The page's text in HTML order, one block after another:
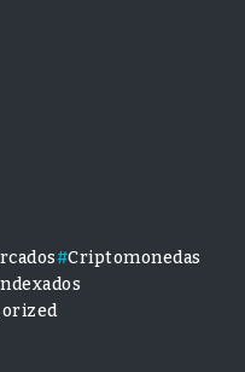
Criptomonedas